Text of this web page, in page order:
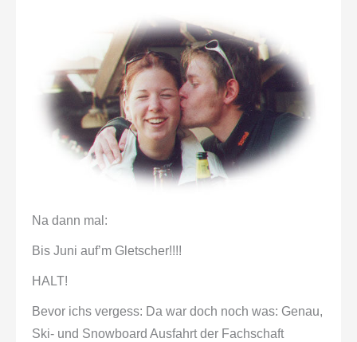
Na dann mal:
Bis Juni auf’m Gletscher!!!!
HALT!
Bevor ichs vergess: Da war doch noch was: Genau,
Ski- und Snowboard Ausfahrt der Fachschaft